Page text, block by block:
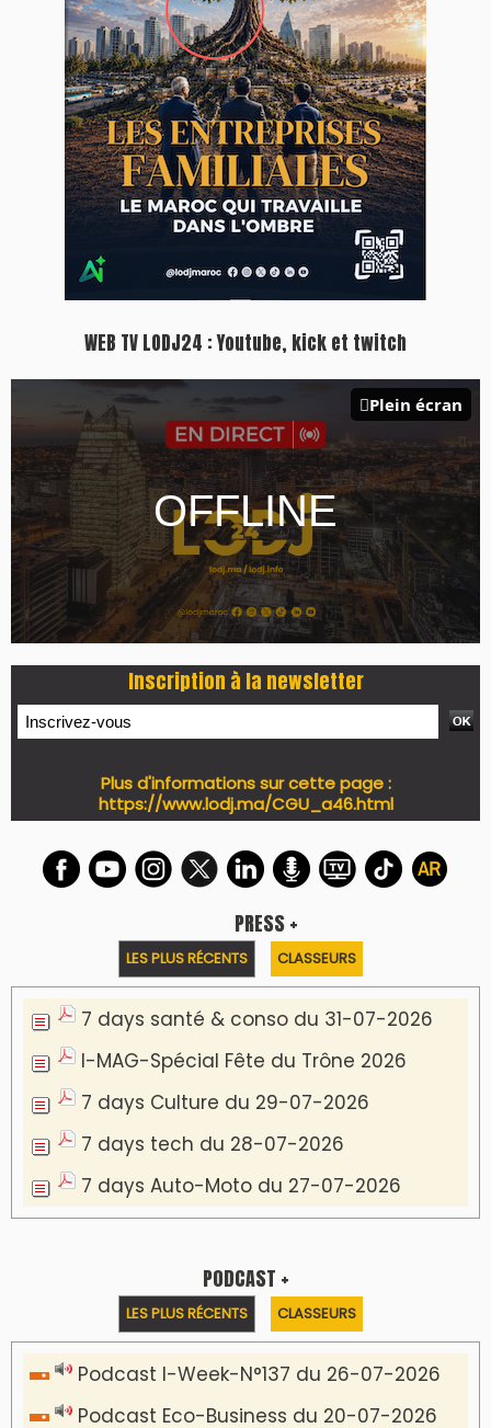
Inscription à la newsletter
Plus d'informations sur cette page :
PRESS +
LES PLUS RÉCENTS CLASSEURS
7 days santé & conso du 31-07-2026
I-MAG-Spécial Fête du Trône 2026
7 days Culture du 29-07-2026
7 days Auto-Moto du 27-07-2026
PODCAST +
LES PLUS RÉCENTS CLASSEURS
Podcast I-Week-N°137 du 26-07-2026
Podcast Eco-Business du 20-07-2026
Podcast IA-MAG-07 du 22-07-2026
Podcast I-Week N°136-19-07-2026
Podcast I-débats N31 du 18-07-2026
Communiqué de presse
Marrakech : le Musée Yves Saint Laurent fait
du mois d'août un rendez-vous